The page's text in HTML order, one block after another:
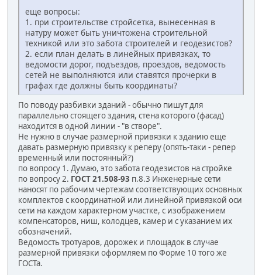
еще вопросы:
1. при строительстве стройсетка, вынесенная в
натуру может быть уничтожена строительной
техникой или это забота строителей и геодезистов?
2. если план делать в линейных привязках, то
ведомости дорог, подъездов, проездов, ведомость
сетей не выполняются или ставятся прочерки в
графах где должны быть координаты?
По поводу разбивки зданий - обычно пишут для
параллельно стоящего здания, стена которого (фасад)
находится в одной линии - "в створе".
Не нужно в случае размерной привязки к зданию еще
давать размерную привязку к реперу (опять-таки - репер
временный или постоянный?)
по вопросу 1. Думаю, это забота геодезистов на стройке
по вопросу 2. ГОСТ 21.508-93 п.8.3 Инженерные сети
наносят по рабочим чертежам соответствующих основных
комплектов с координатной или линейной привязкой оси
сети на каждом характерном участке, с изображением
компенсаторов, ниш, колодцев, камер и с указанием их
обозначений.
Ведомость тротуаров, дорожек и площадок в случае
размерной привязки оформляем по Форме 10 того же
ГОСТа.